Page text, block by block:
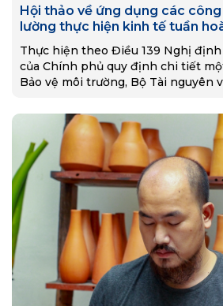
Hội thảo về ứng dụng các
lường thực hiện kinh tế tuần
Thực hiện theo Điều 139 Nghị
của Chính phủ quy định chi tiết
Bảo vệ môi trường, Bộ Tài nguyên